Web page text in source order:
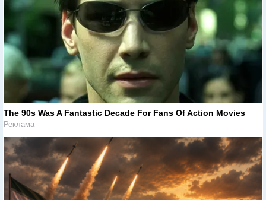
The 90s Was A Fantastic Decade For Fans Of Action Movies
Реклама